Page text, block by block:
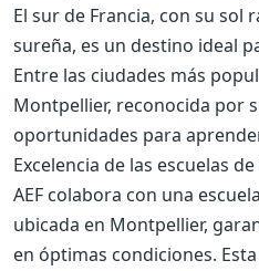
El sur de Francia, con su sol
sureña, es un destino ideal
Entre las ciudades más
Montpellier, reconocida por
oportunidades para
Excelencia de las escuelas
AEF colabora con una
ubicada en Montpellier,
en óptimas condiciones.